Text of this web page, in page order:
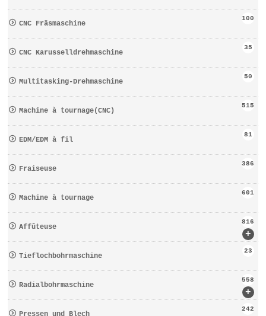
CNC Fräsmaschine
100
CNC Karusselldrehmaschine
35
Multitasking-Drehmaschine
50
Machine à tournage(CNC)
515
EDM/EDM à fil
81
Fraiseuse
386
Machine à tournage
601
+
Affûteuse
816
Tieflochbohrmaschine
23
+
Radialbohrmaschine
558
242